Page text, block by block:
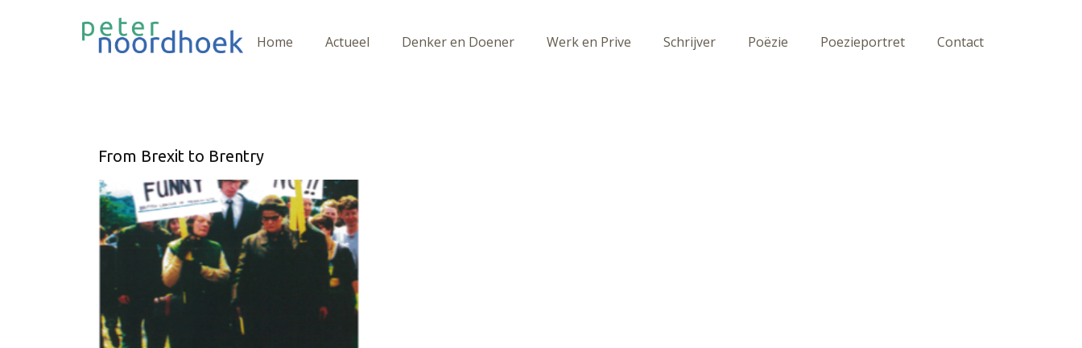
Home Actueel Denker en Doener Werk en Prive Schrijver Poëzie Poezieportret Contact
From Brexit to Brentry